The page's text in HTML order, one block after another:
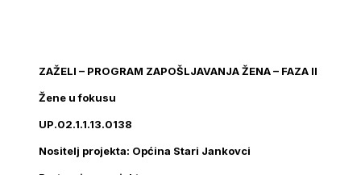
ZAŽELI – PROGRAM ZAPOŠLJAVANJA ŽENA – FAZA II
Žene u fokusu
UP.02.1.1.13.0138
Nositelj projekta: Općina Stari Jankovci